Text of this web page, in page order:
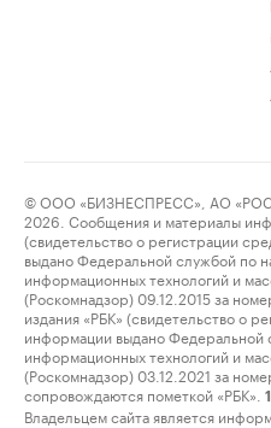
© ООО «БИЗНЕСПРЕСС», АО
2026. Сообщения и материалы
(свидетельство о регистрации
выдано Федеральной службой по
информационных технологий и
(Роскомнадзор) 09.12.2015 за
издания «РБК» (свидетельство о
информации выдано Федеральной
информационных технологий и
(Роскомнадзор) 03.12.2021 за
сопровождаются пометкой «РБК».
Владельцем сайта является